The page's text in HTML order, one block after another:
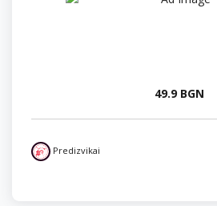
49.9 BGN
Predizvikai